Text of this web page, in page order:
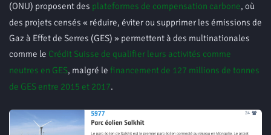
(ONU) proposent des plateformes de compensation carbone, où
des projets censés « réduire, éviter ou supprimer les émissions de
Gaz à Effet de Serres (GES) » permettent à des multinationales
comme le Crédit Suisse de qualifier leurs activités comme
neutres en GES, malgré le financement de 127 millions de tonnes
de GES entre 2015 et 2017.